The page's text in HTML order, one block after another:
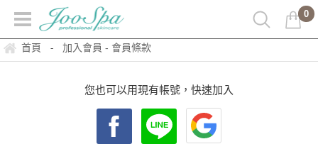
0
首頁 - 加入會員 - 會員條款
您也可以用現有帳號，快速加入